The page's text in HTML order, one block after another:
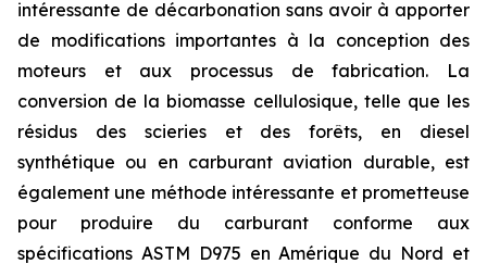
intéressante de décarbonation sans avoir à apporter
de modifications importantes à la conception des
moteurs et aux processus de fabrication. La
conversion de la biomasse cellulosique, telle que les
résidus des scieries et des forêts, en diesel
synthétique ou en carburant aviation durable, est
également une méthode intéressante et prometteuse
pour produire du carburant conforme aux
spécifications ASTM D975 en Amérique du Nord et